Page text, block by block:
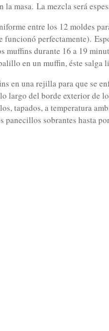
la masa. La mezcla será
entre los 12 moldes
funcionó perfectamente).
muffins durante 16 a 19
en un muffin, éste salga
en una rejilla para que se
largo del borde exterior de
tapados, a temperatura
panecillos sobrantes hasta